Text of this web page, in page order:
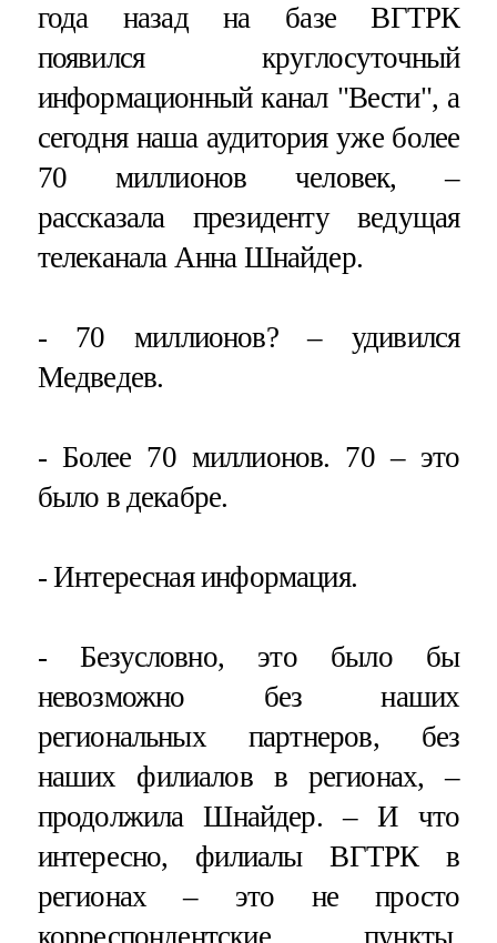
года назад на базе ВГТРК
появился круглосуточный
информационный канал "Вести", а
сегодня наша аудитория уже более
70 миллионов человек, –
рассказала президенту ведущая
телеканала Анна Шнайдер.
- 70 миллионов? – удивился
Медведев.
- Более 70 миллионов. 70 – это
было в декабре.
- Интересная информация.
- Безусловно, это было бы
невозможно без наших
региональных партнеров, без
наших филиалов в регионах, –
продолжила Шнайдер. – И что
интересно, филиалы ВГТРК в
регионах – это не просто